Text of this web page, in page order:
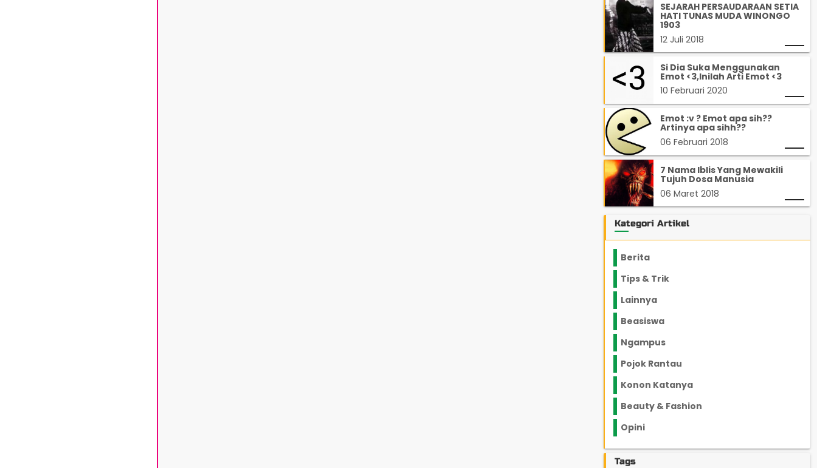
SEJARAH PERSAUDARAAN SETIA
HATI TUNAS MUDA WINONGO
1903
12 Juli 2018
Si Dia Suka Menggunakan
Emot <3,Inilah Arti Emot <3
10 Februari 2020
Emot :v ? Emot apa sih??
Artinya apa sihh??
06 Februari 2018
7 Nama Iblis Yang Mewakili
Tujuh Dosa Manusia
06 Maret 2018
Kategori Artikel
Berita
Tips & Trik
Lainnya
Beasiswa
Ngampus
Pojok Rantau
Konon Katanya
Beauty & Fashion
Opini
Tags